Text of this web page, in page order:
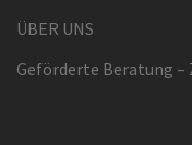
ÜBER UNS
Geförderte Beratung –